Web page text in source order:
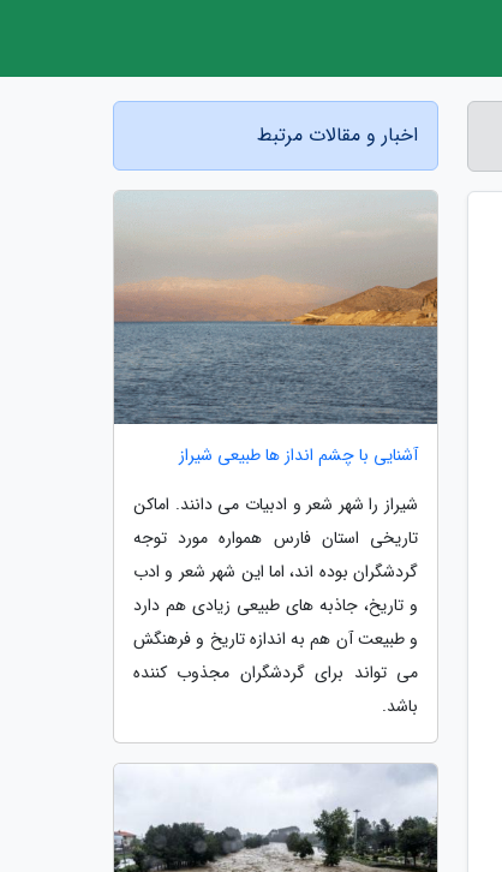
اخبار و مقالات مرتبط
آشنایی با چشم انداز ها طبیعی شیراز
شیراز را شهر شعر و ادبیات می دانند. اماکن
تاریخی استان فارس همواره مورد توجه
گردشگران بوده اند، اما این شهر شعر و ادب
و تاریخ، جاذبه های طبیعی زیادی هم دارد
و طبیعت آن هم به اندازه تاریخ و فرهنگش
می تواند برای گردشگران مجذوب کننده
باشد.